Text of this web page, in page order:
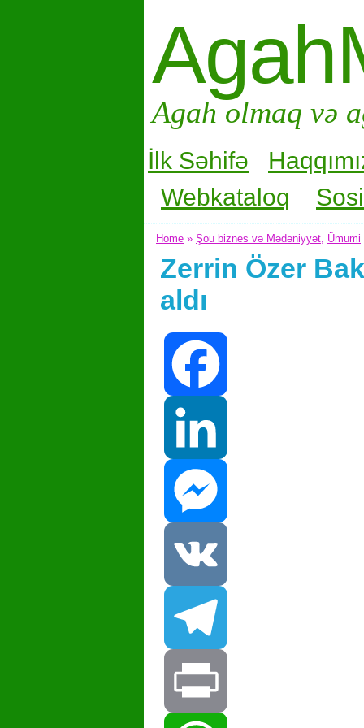
Agah olmaq və
İlk Səhifə
Webkataloq
Home » Şou biznes və Mədəniyyət Ümumi
Zerrin Özer
aldı
Facebook
LinkedIn
Messenger
VK
Telegram